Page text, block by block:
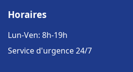
Horaires
Lun-Ven: 8h-19h
Service d'urgence 24/7